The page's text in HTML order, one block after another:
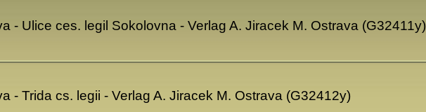
- Ulice ces. legil Sokolovna - Verlag A. Jiracek M. Ostrava (G32411y)
- Trida cs. legii - Verlag A. Jiracek M. Ostrava (G32412y)